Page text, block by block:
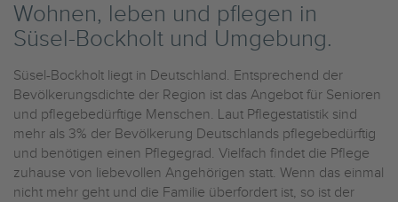
Wohnen, leben und pflegen in
Süsel-Bockholt und Umgebung.
Süsel-Bockholt liegt in Deutschland. Entsprechend der
Bevölkerungsdichte der Region ist das Angebot für Senioren
und pflegebedürftige Menschen. Laut Pflegestatistik sind
mehr als 3% der Bevölkerung Deutschlands pflegebedürftig
und benötigen einen Pflegegrad. Vielfach findet die Pflege
zuhause von liebevollen Angehörigen statt. Wenn das einmal
nicht mehr geht und die Familie überfordert ist, so ist der